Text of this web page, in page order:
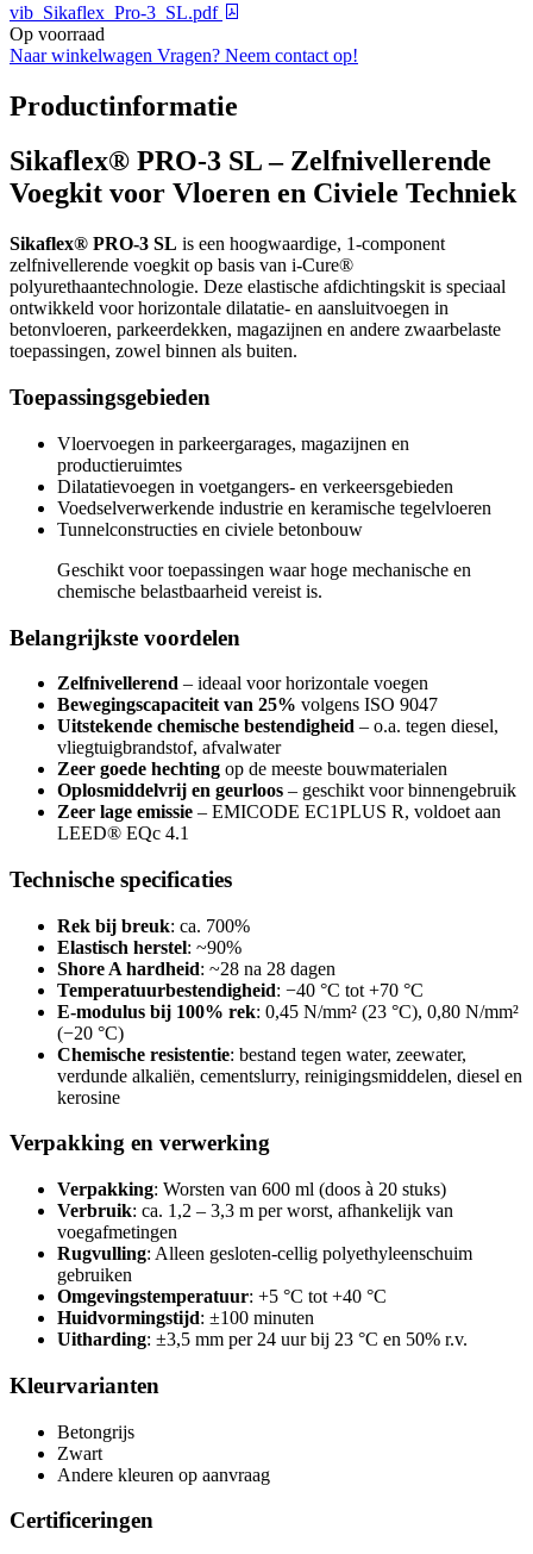
vib_Sikaflex_Pro-3_SL.pdf
Op voorraad
Naar winkelwagen Vragen? Neem contact op!
Productinformatie
Sikaflex® PRO-3 SL – Zelfnivellerende
Voegkit voor Vloeren en Civiele Techniek
Sikaflex® PRO-3 SL is een hoogwaardige, 1-component
zelfnivellerende voegkit op basis van i-Cure®
polyurethaantechnologie. Deze elastische afdichtingskit is speciaal
ontwikkeld voor horizontale dilatatie- en aansluitvoegen in
betonvloeren, parkeerdekken, magazijnen en andere zwaarbelaste
toepassingen, zowel binnen als buiten.
Toepassingsgebieden
Vloervoegen in parkeergarages, magazijnen en
productieruimtes
Dilatatievoegen in voetgangers- en verkeersgebieden
Voedselverwerkende industrie en keramische tegelvloeren
Tunnelconstructies en civiele betonbouw
Geschikt voor toepassingen waar hoge mechanische en
chemische belastbaarheid vereist is.
Belangrijkste voordelen
Zelfnivellerend – ideaal voor horizontale voegen
Bewegingscapaciteit van 25% volgens ISO 9047
Uitstekende chemische bestendigheid – o.a. tegen diesel,
vliegtuigbrandstof, afvalwater
Zeer goede hechting op de meeste bouwmaterialen
Oplosmiddelvrij en geurloos – geschikt voor binnengebruik
Zeer lage emissie – EMICODE EC1PLUS R, voldoet aan
LEED® EQc 4.1
Technische specificaties
Rek bij breuk: ca. 700%
Elastisch herstel: ~90%
Shore A hardheid: ~28 na 28 dagen
Temperatuurbestendigheid: −40 °C tot +70 °C
E-modulus bij 100% rek: 0,45 N/mm² (23 °C), 0,80 N/mm²
(−20 °C)
Chemische resistentie: bestand tegen water, zeewater,
verdunde alkaliën, cementslurry, reinigingsmiddelen, diesel en
kerosine
Verpakking en verwerking
Verpakking: Worsten van 600 ml (doos à 20 stuks)
Verbruik: ca. 1,2 – 3,3 m per worst, afhankelijk van
voegafmetingen
Rugvulling: Alleen gesloten-cellig polyethyleenschuim
gebruiken
Omgevingstemperatuur: +5 °C tot +40 °C
Huidvormingstijd: ±100 minuten
Uitharding: ±3,5 mm per 24 uur bij 23 °C en 50% r.v.
Kleurvarianten
Betongrijs
Zwart
Andere kleuren op aanvraag
Certificeringen